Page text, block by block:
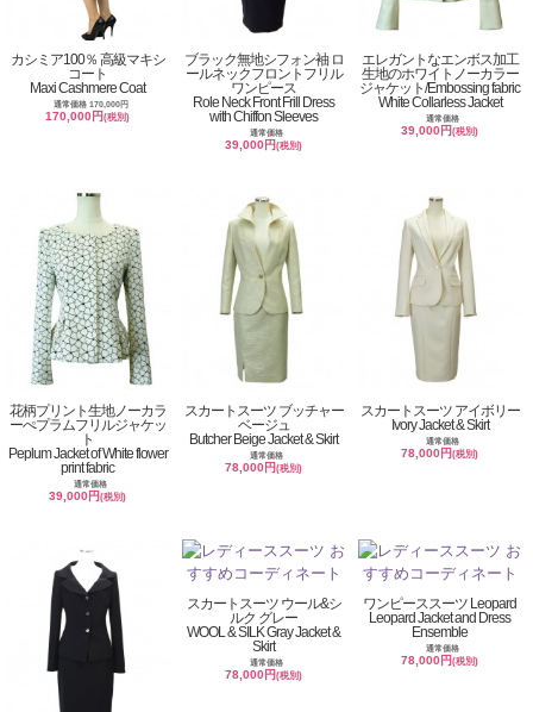
カシミア100％ 高級マキシ
コート
Maxi Cashmere Coat
通常価格 170,000円
170,000円(税別)
ブラック無地シフォン袖 ロ
ールネックフロントフリル
ワンピース
Role Neck Front Frill Dress
with Chiffon Sleeves
通常価格
39,000円(税別)
エレガントなエンボス加工
生地のホワイトノーカラー
ジャケット/Embossing fabric
White Collarless Jacket
通常価格
39,000円(税別)
花柄プリント生地ノーカラ
ーぺプラムフリルジャケッ
ト
Peplum Jacket of White flower
print fabric
通常価格
39,000円(税別)
スカートスーツ ブッチャー
ベージュ
Butcher Beige Jacket & Skirt
通常価格
78,000円(税別)
スカートスーツ アイボリー
Ivory Jacket & Skirt
通常価格
78,000円(税別)
スカートスーツ ウール&シ
ルク グレー
WOOL & SILK Gray Jacket &
Skirt
通常価格
78,000円(税別)
ワンピーススーツ Leopard
Leopard Jacket and Dress
Ensemble
通常価格
78,000円(税別)